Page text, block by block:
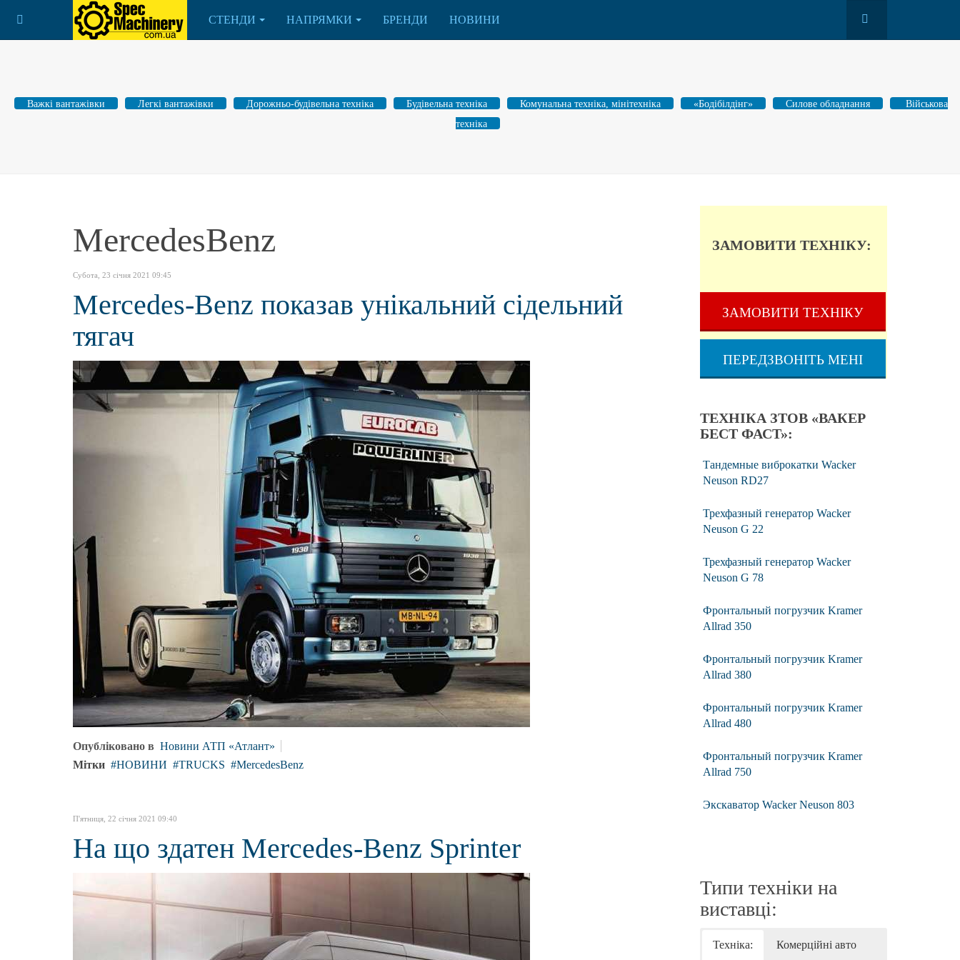
СТЕНДИ НАПРЯМКИ БРЕНДИ НОВИНИ
Важкі вантажівки Легкі вантажівки Дорожньо-будівельна техніка Будівельна техніка Комунальна техніка, мінітехніка «Бодібілдінг» Силове обладнання
Військова
техніка
MercedesBenz
Субота, 23 січня 2021 09:45
Mercedes-Benz показав унікальний сідельний
тягач
Опубліковано в Новини АТП «Атлант»
Мітки
НОВИНИ TRUCKS MercedesBenz
П'ятниця, 22 січня 2021 09:40
На що здатен Mercedes-Benz Sprinter
ЗАМОВИТИ ТЕХНІКУ:
ЗАМОВИТИ ТЕХНІКУ
ПЕРЕДЗВОНІТЬ МЕНІ
ТЕХНІКА ЗТОВ «ВАКЕР
БЕСТ ФАСТ»:
Тандемные виброкатки Wacker
Neuson RD27
Трехфазный генератор Wacker
Neuson G 22
Трехфазный генератор Wacker
Neuson G 78
Фронтальный погрузчик Kramer
Allrad 350
Фронтальный погрузчик Kramer
Allrad 380
Фронтальный погрузчик Kramer
Allrad 480
Фронтальный погрузчик Kramer
Allrad 750
Экскаватор Wacker Neuson 803
Типи техніки на
виставці:
Техніка: Комерційні авто